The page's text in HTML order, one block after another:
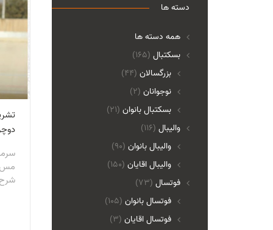
مس
دسته ها
همه دسته ها
(165) بسکتبال
بزرگسالان (44)
نوجوانان (2)
بسکتبال بانوان (21)
(116) والیبال
واليبال بانوان (90)
واليبال اقايان (150)
(73) فوتسال
فوتسال بانوان (105)
فوتسال اقايان (3)